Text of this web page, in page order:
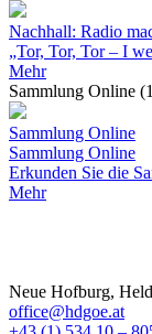
Nachhall: Radio
„Tor, Tor, Tor – I
Mehr
Sammlung Online
Sammlung Online
Sammlung Online
Erkunden Sie die
Mehr
Neue Hofburg,
office@hdgoe.at